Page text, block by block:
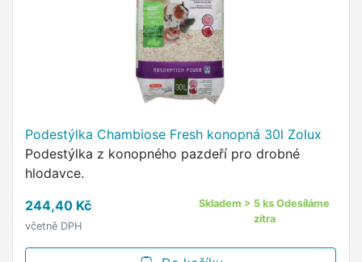
Podestýlka Chambiose Fresh konopná 30l Zolux
Podestýlka z konopného pazdeří pro drobné
hlodavce.
244,40 Kč
včetně DPH
Skladem > 5 ks Odesíláme
zítra